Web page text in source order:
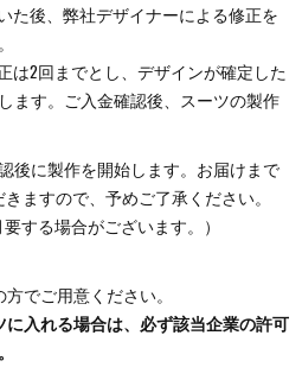
た後、弊社デザイナーによる修正を
は2回までとし、デザインが確定した
ます。ご入金確認後、スーツの製作
後に製作を開始します。お届けまで
ますので、予めご了承ください。
する場合がございます。）
でご用意ください。
入れる場合は、必ず該当企業の許可